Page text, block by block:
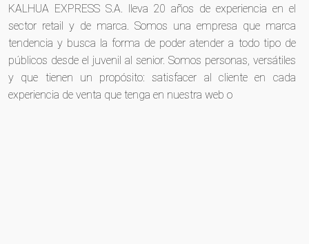
KALHUA EXPRESS S.A. lleva 20 años de experiencia en el
sector retail y de marca. Somos una empresa que marca
tendencia y busca la forma de poder atender a todo tipo de
públicos desde el juvenil al senior. Somos personas, versátiles
y que tienen un propósito: satisfacer al cliente en cada
experiencia de venta que tenga en nuestra web o